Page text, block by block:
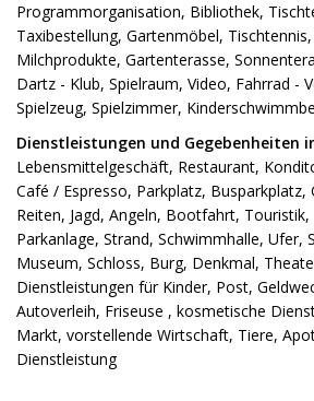
Programmorganisation, Bibliothek,
Taxibestellung, Gartenmöbel,
Milchprodukte, Gartenterasse,
Dartz - Klub, Spielraum, Video, Fahrrad -
Spielzeug, Spielzimmer,
Dienstleistungen und Gegebenheiten
Lebensmittelgeschäft, Restaurant,
Café / Espresso, Parkplatz, Busparkplatz,
Reiten, Jagd, Angeln, Bootfahrt,
Parkanlage, Strand, Schwimmhalle, Ufer,
Museum, Schloss, Burg, Denkmal,
Dienstleistungen für Kinder, Post,
Autoverleih, Friseuse , kosmetische
Markt, vorstellende Wirtschaft, Tiere,
Dienstleistung